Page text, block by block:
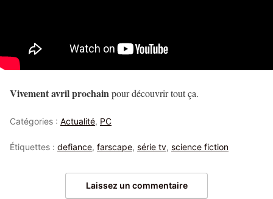
Vivement avril prochainpour découvrir tout ça.
Catégories : Actualité, PC
Étiquettes : defiance, farscape, série tv, science fiction
Laissez un commentaire